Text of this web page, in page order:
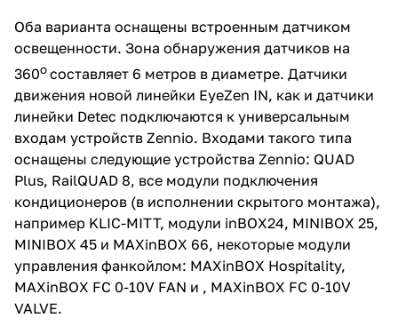
Оба варианта оснащены встроенным датчиком
освещенности. Зона обнаружения датчиков на
360осоставляет 6 метров в диаметре. Датчики
движения новой линейки EyeZen IN, как и датчики
линейки Detec подключаются к универсальным
входам устройств Zennio. Входами такого типа
оснащены следующие устройства Zennio: QUAD
Plus, RailQUAD 8, все модули подключения
кондиционеров (в исполнении скрытого монтажа),
например KLIC-MITT, модули inBOX24, MINIBOX 25,
MINIBOX 45 и MAXinBOX 66, некоторые модули
управления фанкойлом: MAXinBOX Hospitality,
MAXinBOX FC 0-10V FAN и , MAXinBOX FC 0-10V
VALVE.